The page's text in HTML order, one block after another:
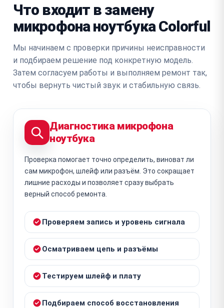
Что входит в замену
микрофона ноутбука Colorful
Мы начинаем с проверки причины неисправности
и подбираем решение под конкретную модель.
Затем согласуем работы и выполняем ремонт так,
чтобы вернуть чистый звук и стабильную связь.
Диагностика микрофона
ноутбука
Проверка помогает точно определить, виноват ли
сам микрофон, шлейф или разъём. Это сокращает
лишние расходы и позволяет сразу выбрать
верный способ ремонта.
Проверяем запись и уровень сигнала
Осматриваем цепь и разъёмы
Тестируем шлейф и плату
Подбираем способ восстановления